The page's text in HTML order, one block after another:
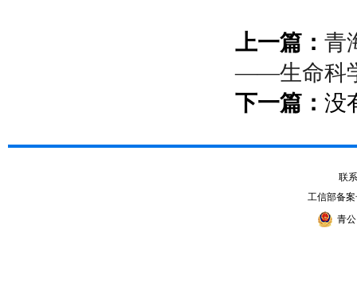
上一篇： 青
——生命科
下一篇： 没
联
工信部备
青公